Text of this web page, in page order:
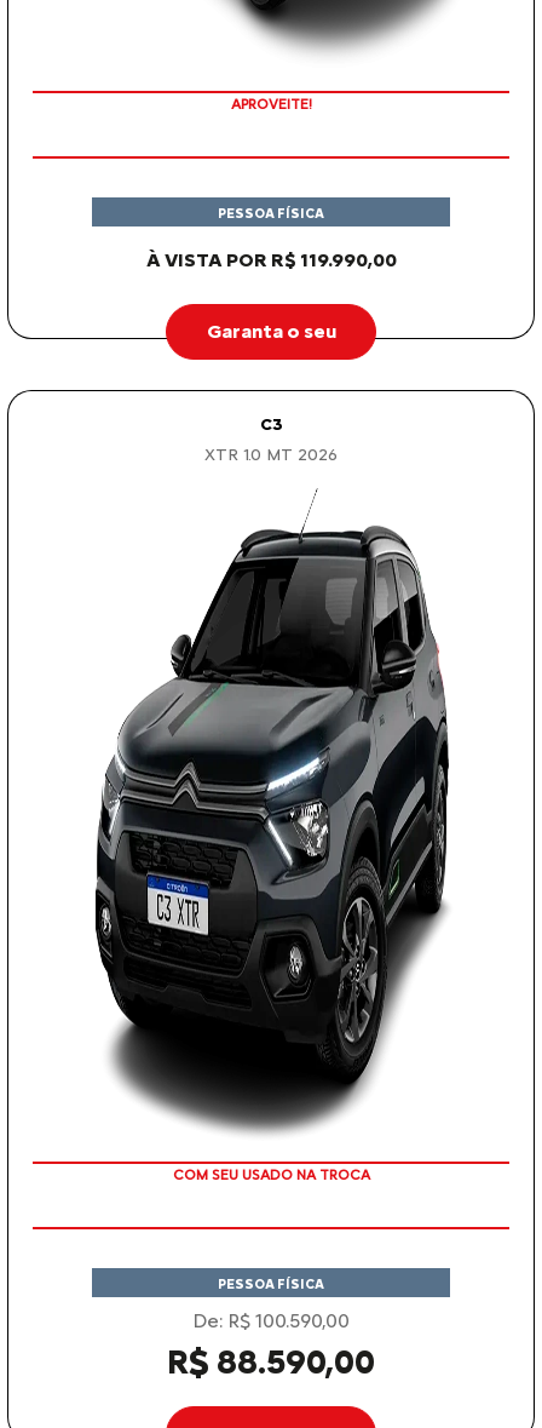
APROVEITE!
À VISTA POR R$ 119.990,00
PESSOA FÍSICA
Garanta o seu
C3
XTR 1.0 MT 2026
COM SEU USADO NA TROCA
PESSOA FÍSICA
De: R$ 100.590,00
R$ 88.590,00